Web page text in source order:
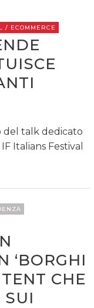
/ ECOMMERCE
del talk dedicato
Italians Festival
‘BORGHI
CHE
SUI